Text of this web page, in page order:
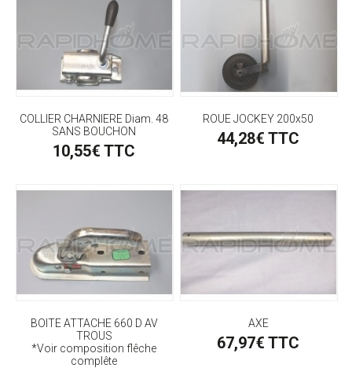
COLLIER CHARNIERE Diam. 48
SANS BOUCHON
10,55€ TTC
ROUE JOCKEY 200x50
44,28€ TTC
BOITE ATTACHE 660 D AV
TROUS
*Voir composition flêche
complête
AXE
67,97€ TTC